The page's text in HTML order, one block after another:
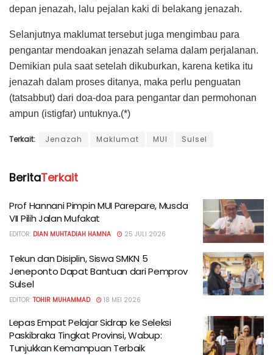
depan jenazah, lalu pejalan kaki di belakang jenazah.
Selanjutnya maklumat tersebut juga mengimbau para
pengantar mendoakan jenazah selama dalam perjalanan.
Demikian pula saat setelah dikuburkan, karena ketika itu
jenazah dalam proses ditanya, maka perlu penguatan
(tatsabbut) dari doa-doa para pengantar dan permohonan
ampun (istigfar) untuknya.(*)
Terkait: Jenazah Maklumat MUI Sulsel
BeritaTerkait
Prof Hannani Pimpin MUI Parepare, Musda
VII Pilih Jalan Mufakat
EDITOR: DIAN MUHTADIAH HAMNA 25 JULI 2026
Tekun dan Disiplin, Siswa SMKN 5
Jeneponto Dapat Bantuan dari Pemprov
Sulsel
EDITOR: TOHIR MUHAMMAD 18 MEI 2026
Lepas Empat Pelajar Sidrap ke Seleksi
Paskibraka Tingkat Provinsi, Wabup:
Tunjukkan Kemampuan Terbaik